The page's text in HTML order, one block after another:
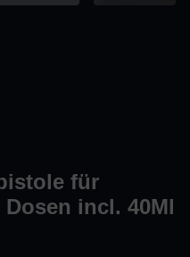
für
incl. 40Ml